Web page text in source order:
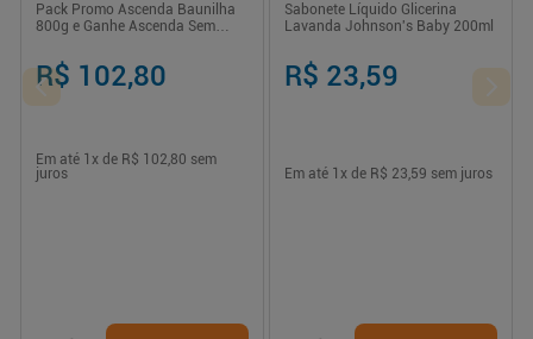
Pack Promo Ascenda Baunilha
800g e Ganhe Ascenda Sem
R$ 102,80
Em até 1 x de R$ 102,80 sem
juros
Sabonete Líquido Glicerina
Lavanda Johnson's Baby 200ml
R$ 23,59
Em até 1 x de R$ 23,59 sem juros